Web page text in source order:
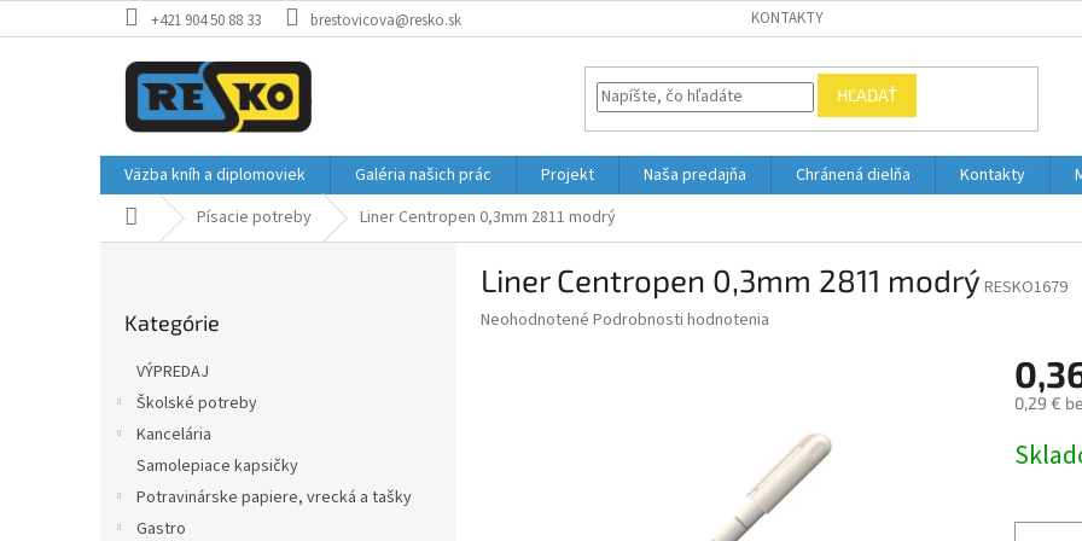
na
+421 904 50 88 33 brestovicova@resko.sk KONTAKTY
HĽADAŤ
Väzba kníh a diplomoviek Galéria našich prác Projekt Naša predajňa Chránená dielňa Kontakty
DomovPísacie potreby Liner Centropen 0,3mm 2811 modrý
kategórie
Kategórie
VÝPREDAJ
Školské potreby
Kancelária
Samolepiace kapsičky
Potravinárske papiere, vrecká a tašky
Gastro
Liner Centropen 0,3mm 2811 modrý RESKO1679
Priemerné
Neohodnotené Podrobnosti hodnotenia
0,29 €
cena: